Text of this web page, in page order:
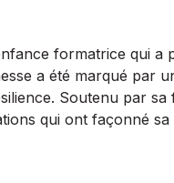
formatrice qui a
a été marqué par
Soutenu par sa
qui ont façonné